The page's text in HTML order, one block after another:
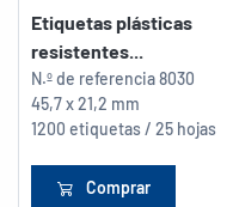
Etiquetas plásticas
resistentes...
N.º de referencia8030
45,7 x 21,2 mm
1200 etiquetas / 25 hojas
Comprar